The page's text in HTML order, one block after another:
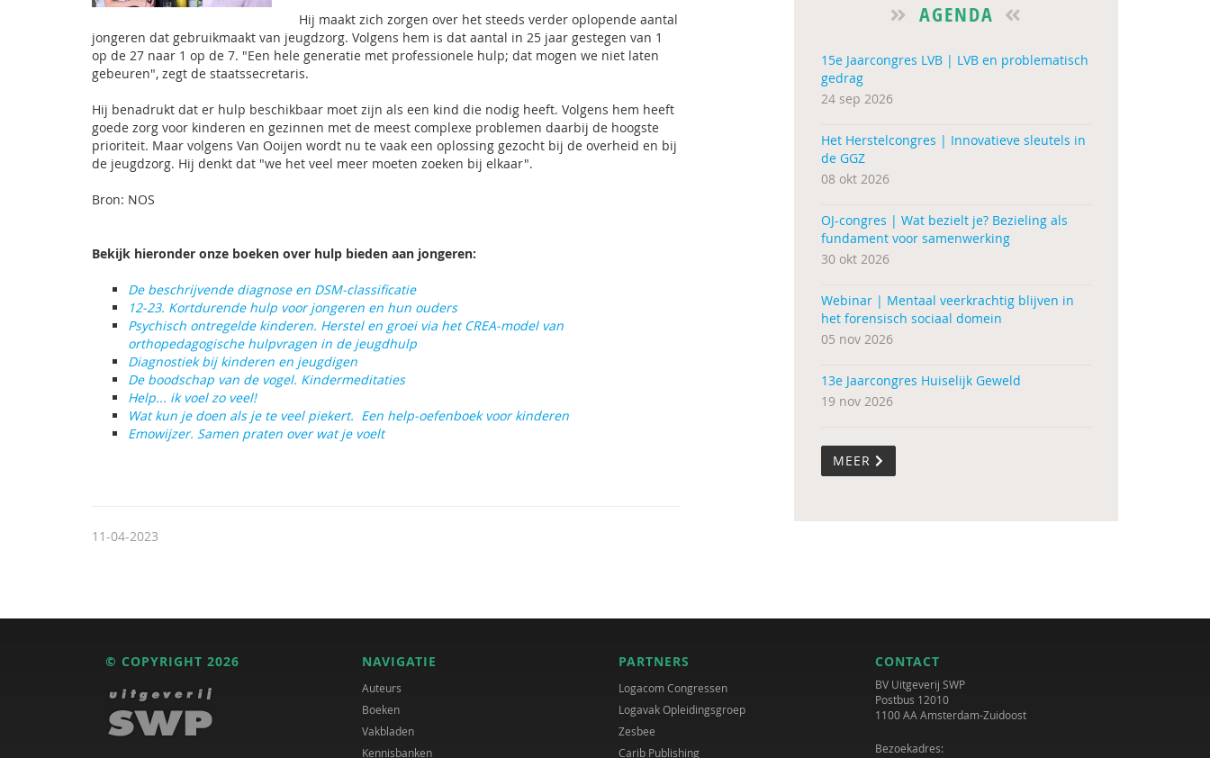
Hij maakt zich zorgen over het steeds verder oplopende aantal
jongeren dat gebruikmaakt van jeugdzorg. Volgens hem is dat aantal in 25 jaar gestegen van 1
op de 27 naar 1 op de 7. "Een hele generatie met professionele hulp; dat mogen we niet laten
gebeuren", zegt de staatssecretaris.
Hij benadrukt dat er hulp beschikbaar moet zijn als een kind die nodig heeft. Volgens hem heeft
goede zorg voor kinderen en gezinnen met de meest complexe problemen daarbij de hoogste
prioriteit. Maar volgens Van Ooijen wordt nu te vaak een oplossing gezocht bij de overheid en bij
de jeugdzorg. Hij denkt dat "we het veel meer moeten zoeken bij elkaar".
Bron: NOS
Bekijk hieronder onze boeken over hulp bieden aan jongeren:
De beschrijvende diagnose en DSM-classificatie
12-23. Kortdurende hulp voor jongeren en hun ouders
Psychisch ontregelde kinderen. Herstel en groei via het CREA-model van
orthopedagogische hulpvragen in de jeugdhulp
Diagnostiek bij kinderen en jeugdigen
De boodschap van de vogel. Kindermeditaties
Help... ik voel zo veel!
Wat kun je doen als je te veel piekert. Een help-oefenboek voor kinderen
Emowijzer. Samen praten over wat je voelt
11-04-2023
AGENDA
15e Jaarcongres LVB | LVB en problematisch
gedrag
24 sep 2026
Het Herstelcongres | Innovatieve sleutels in
de GGZ
08 okt 2026
OJ-congres | Wat bezielt je? Bezieling als
fundament voor samenwerking
30 okt 2026
Webinar | Mentaal veerkrachtig blijven in
het forensisch sociaal domein
05 nov 2026
13e Jaarcongres Huiselijk Geweld
19 nov 2026
MEER
© COPYRIGHT 2026 NAVIGATIE
Auteurs
Boeken
Vakbladen
Kennisbanken
PARTNERS
Logacom Congressen
Logavak Opleidingsgroep
Zesbee
Carib Publishing
CONTACT
BV Uitgeverij SWP
Postbus 12010
1100 AA Amsterdam-Zuidoost
Bezoekadres: